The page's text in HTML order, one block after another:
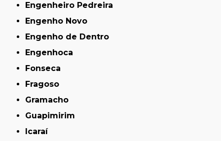
Engenheiro Pedreira
Engenho Novo
Engenho de Dentro
Engenhoca
Fonseca
Fragoso
Gramacho
Guapimirim
Icaraí